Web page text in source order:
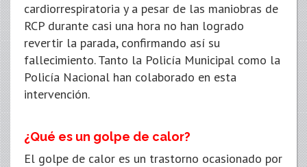
cardiorrespiratoria y a pesar de las maniobras de
RCP durante casi una hora no han logrado
revertir la parada, confirmando así su
fallecimiento. Tanto la Policía Municipal como la
Policía Nacional han colaborado en esta
intervención.
¿Qué es un golpe de calor?
El golpe de calor es un trastorno ocasionado por